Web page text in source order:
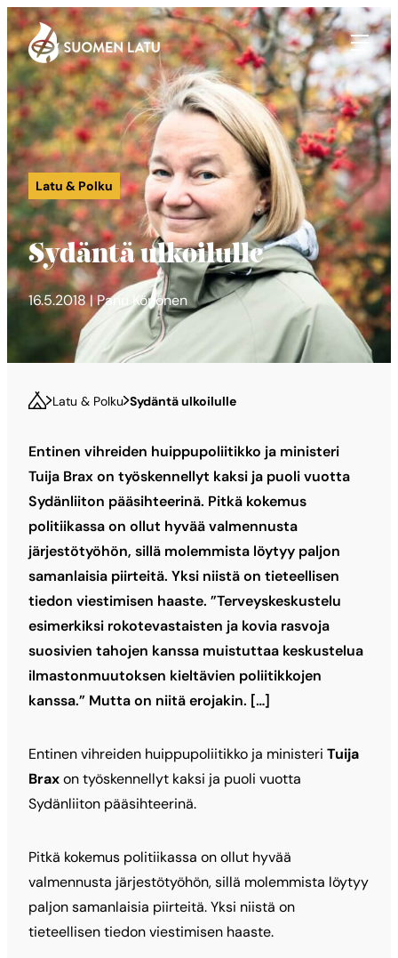
Siirry
suoraan
sisältöön
Suomen Latu
Latu & Polku
Sydäntä ulkoilulle
16.5.2018 | Panu Könönen
Latu & Polku Sydäntä ulkoilulle
Entinen vihreiden huippupoliitikko ja ministeri
Tuija Brax on työskennellyt kaksi ja puoli vuotta
Sydänliiton pääsihteerinä. Pitkä kokemus
politiikassa on ollut hyvää valmennusta
järjestötyöhön, sillä molemmista löytyy paljon
samanlaisia piirteitä. Yksi niistä on tieteellisen
tiedon viestimisen haaste. ”Terveyskeskustelu
esimerkiksi rokotevastaisten ja kovia rasvoja
suosivien tahojen kanssa muistuttaa keskustelua
ilmastonmuutoksen kieltävien poliitikkojen
kanssa.” Mutta on niitä erojakin. […]
Entinen vihreiden huippupoliitikko ja ministeri Tuija
Braxon työskennellyt kaksi ja puoli vuotta
Sydänliiton pääsihteerinä.
Pitkä kokemus politiikassa on ollut hyvää
valmennusta järjestötyöhön, sillä molemmista löytyy
paljon samanlaisia piirteitä. Yksi niistä on
tieteellisen tiedon viestimisen haaste.